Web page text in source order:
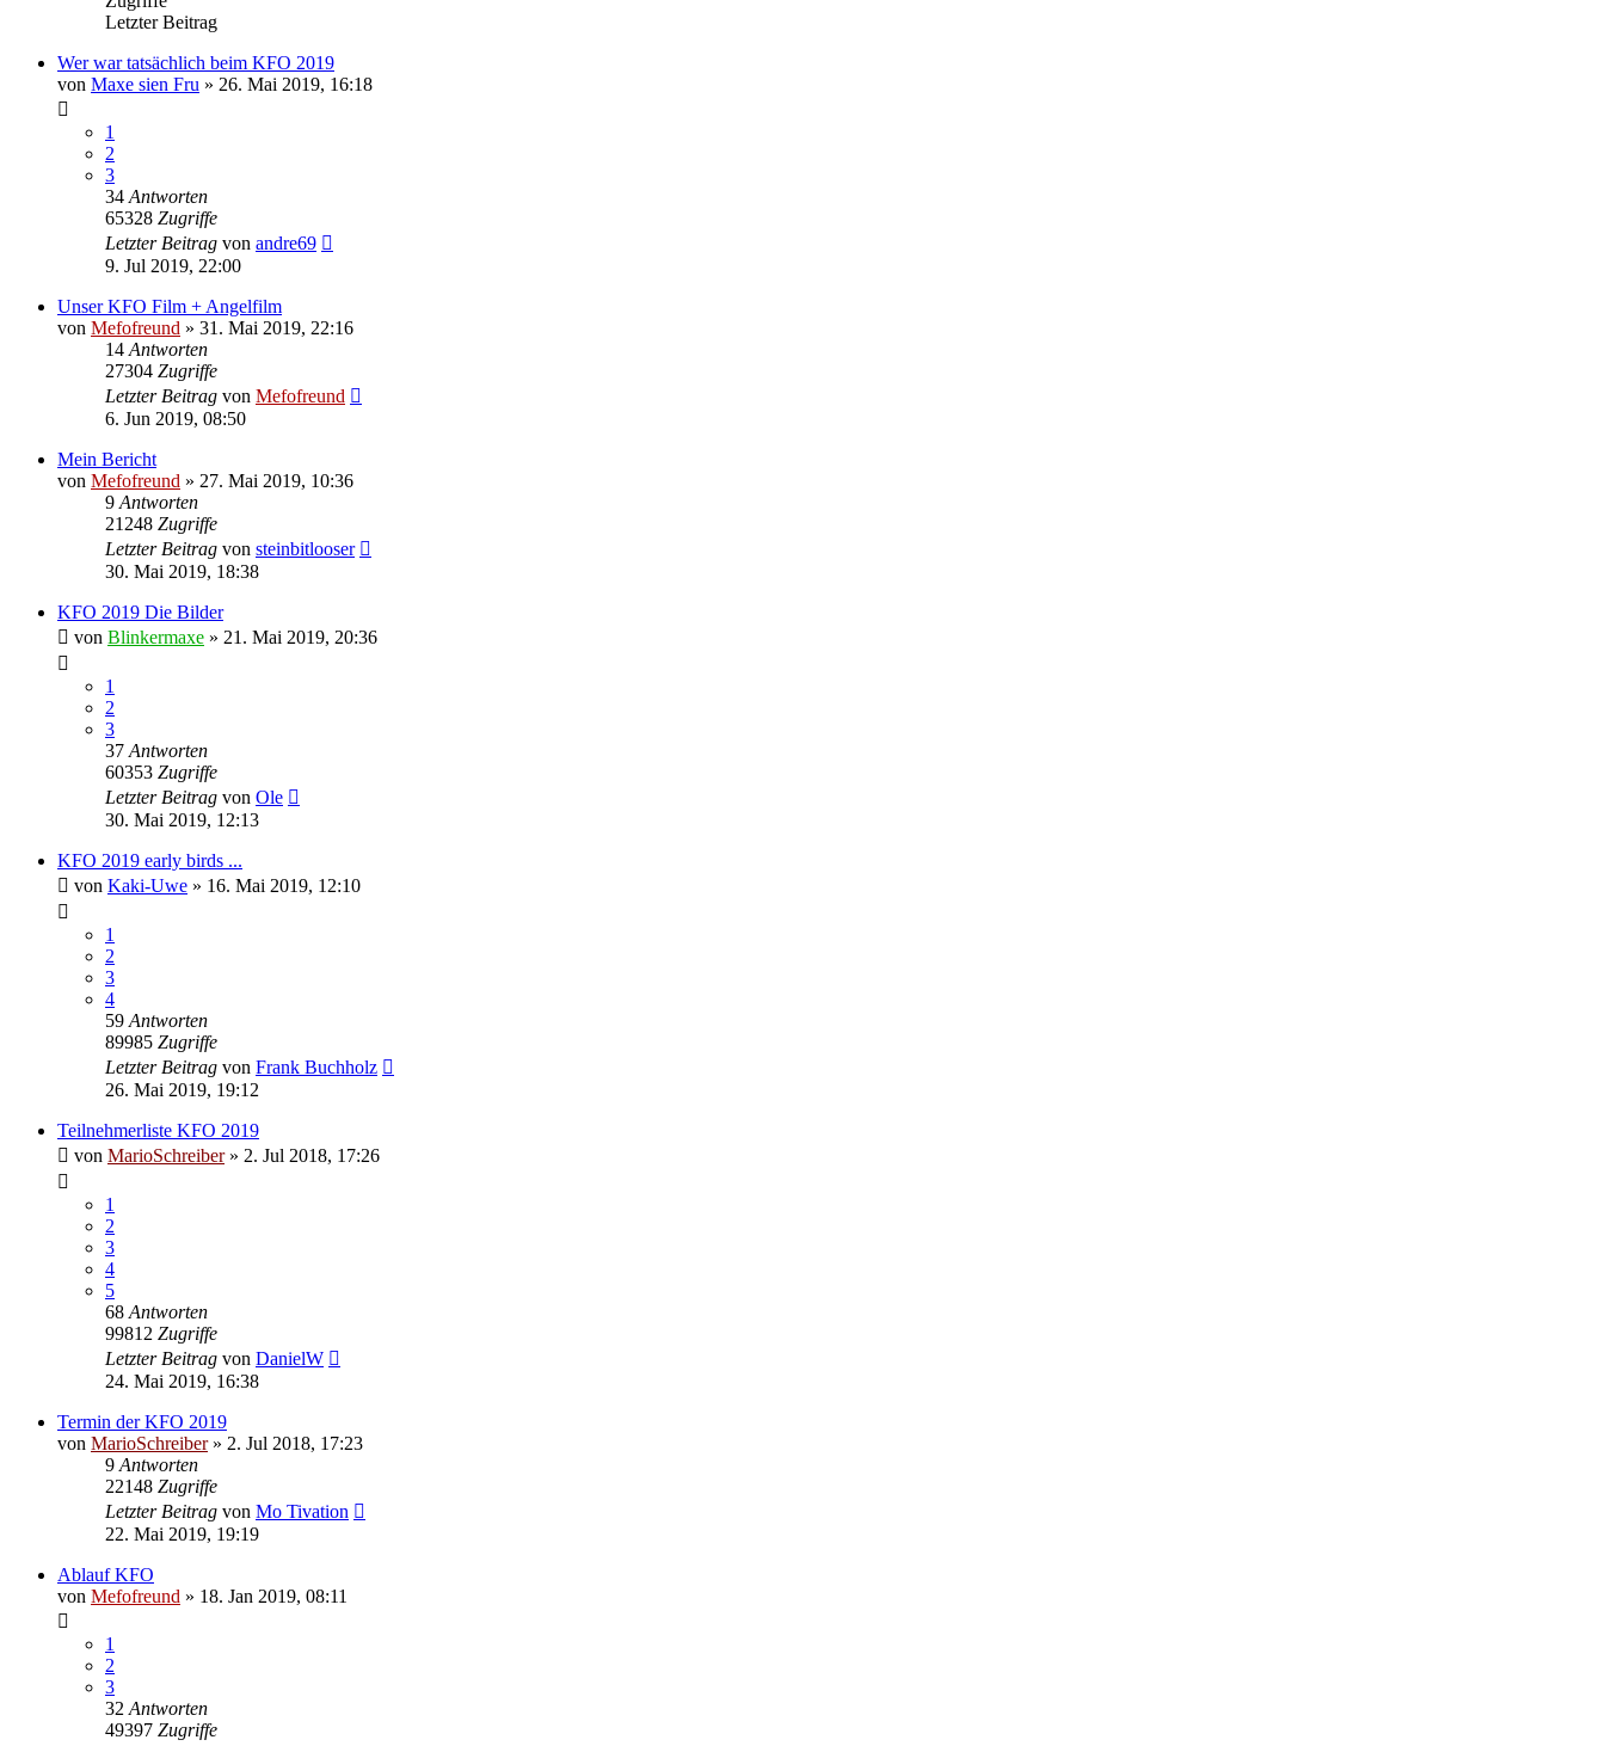
Letzter Beitrag
Wer war tatsächlich beim KFO 2019
von Maxe sien Fru » 26. Mai 2019, 16:18
1
2
3
34 Antworten
65328 Zugriffe
Letzter Beitrag von andre69
9. Jul 2019, 22:00
Unser KFO Film + Angelfilm
von Mefofreund » 31. Mai 2019, 22:16
14 Antworten
27304 Zugriffe
Letzter Beitrag von Mefofreund
6. Jun 2019, 08:50
Mein Bericht
von Mefofreund » 27. Mai 2019, 10:36
9 Antworten
21248 Zugriffe
Letzter Beitrag von steinbitlooser
30. Mai 2019, 18:38
KFO 2019 Die Bilder
von Blinkermaxe » 21. Mai 2019, 20:36
1
2
3
37 Antworten
60353 Zugriffe
Letzter Beitrag von Ole
30. Mai 2019, 12:13
KFO 2019 early birds ...
von Kaki-Uwe » 16. Mai 2019, 12:10
1
2
3
4
59 Antworten
89985 Zugriffe
Letzter Beitrag von Frank Buchholz
26. Mai 2019, 19:12
Teilnehmerliste KFO 2019
von MarioSchreiber» 2. Jul 2018, 17:26
1
2
3
4
5
68 Antworten
99812 Zugriffe
Letzter Beitrag von DanielW
24. Mai 2019, 16:38
Termin der KFO 2019
von MarioSchreiber» 2. Jul 2018, 17:23
9 Antworten
22148 Zugriffe
Letzter Beitrag von Mo Tivation
22. Mai 2019, 19:19
Ablauf KFO
von Mefofreund » 18. Jan 2019, 08:11
1
2
3
32 Antworten
49397 Zugriffe